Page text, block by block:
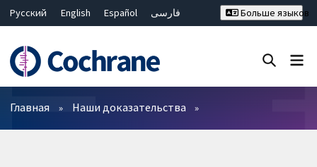
Русский English Español
فارسی
Bahasa Malaysia
ไทย
繁體中文
简体中文
Больше языков
Фильтры
Главная Наши доказательства